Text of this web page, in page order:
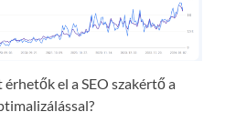
el a SEO szakértő a